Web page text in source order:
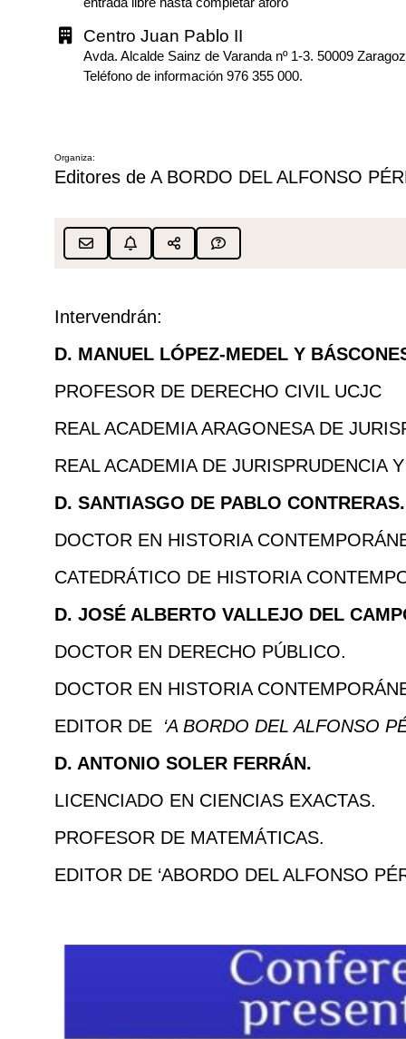
Centro Juan Pablo II
Avda. Alcalde Sainz de Varanda nº 1-3. 50009
Teléfono de información 976 355 000.
Organiza:
Editores de A BORDO DEL ALFONSO
Intervendrán:
D. MANUEL LÓPEZ-MEDEL Y
PROFESOR DE DERECHO CIVIL UCJC
REAL ACADEMIA ARAGONESA DE
REAL ACADEMIA DE JURISPRUDENCIA
D. SANTIASGO DE PABLO CONTRERAS.
DOCTOR EN HISTORIA
CATEDRÁTICO DE HISTORIA
D. JOSÉ ALBERTO VALLEJO DEL
DOCTOR EN DERECHO PÚBLICO.
DOCTOR EN HISTORIA
EDITOR DE ‘A BORDO DEL ALFONSO
D. ANTONIO SOLER FERRÁN.
LICENCIADO EN CIENCIAS EXACTAS.
PROFESOR DE MATEMÁTICAS.
EDITOR DE ‘ABORDO DEL ALFONSO